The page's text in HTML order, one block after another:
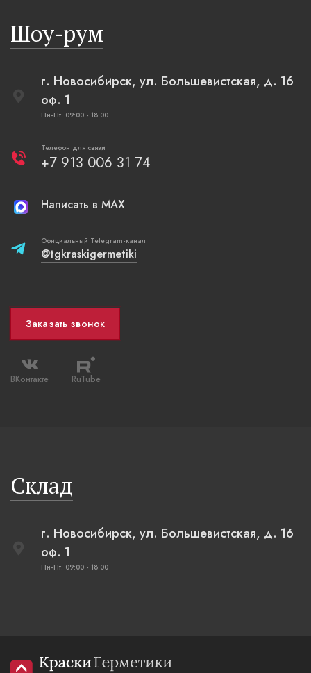
Шоу-рум
г. Новосибирск, ул. Большевистская, д. 16
оф. 1
Пн-Пт: 09:00 - 18:00
Телефон для связи
+7 913 006 31 74
Написать в MAX
Официальный Telegram-канал
@tgkraskigermetiki
Заказать звонок
ВКонтакте RuTube
Склад
г. Новосибирск, ул. Большевистская, д. 16
оф. 1
Пн-Пт: 09:00 - 18:00